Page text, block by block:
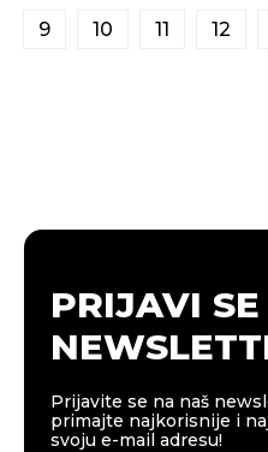
9 10 11 12
PRIJAVI
Prijavite se na naš
primajte najkorisnije i
svoju e-mail adresu!